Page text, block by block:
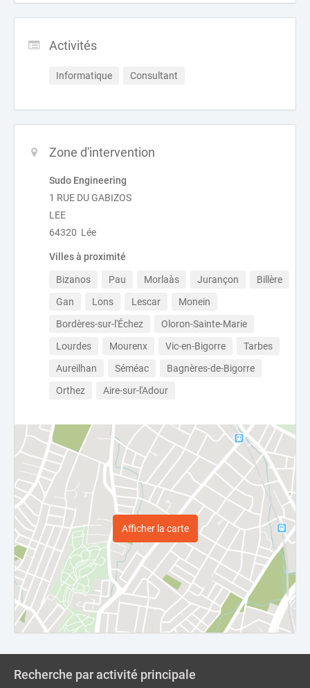
Activités
Informatique Consultant
Zone d'intervention
Sudo Engineering
1 RUE DU GABIZOS
LEE
64320 Lée
Villes à proximité
Bizanos Pau Morlaàs Jurançon
Billère
Gan
Lons Lescar
Monein
Bordères-sur-l'Échez
Oloron-Sainte-Marie
Lourdes
Mourenx Vic-en-Bigorre
Tarbes
Aureilhan
Séméac
Bagnères-de-Bigorre
Orthez
Aire-sur-l'Adour
Afficher la carte
Recherche par activité principale